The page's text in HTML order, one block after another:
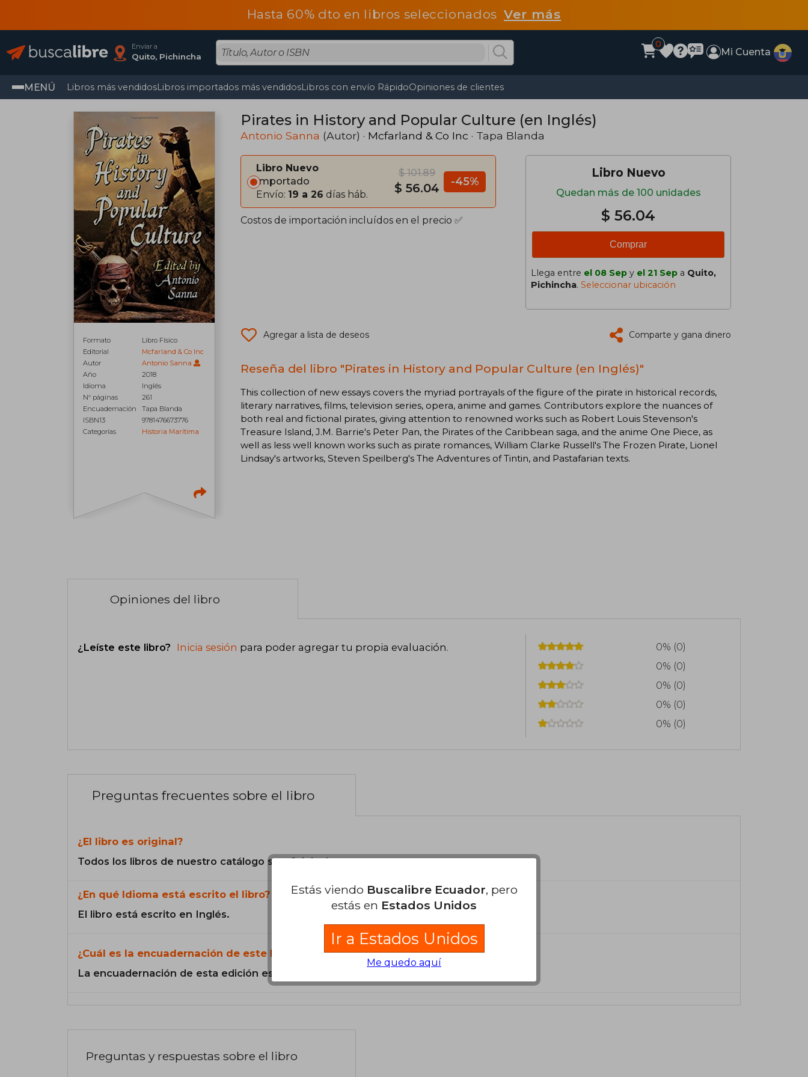
Hasta 60% dto en libros seleccionadosVer más
Enviar a
Quito, Pichincha
0
Mi Cuenta
MENÚ Libros más vendidosLibros importados más vendidosLibros con envío RápidoOpiniones de clientes
Formato
Libro Físico
Editorial
Mcfarland & Co Inc
Autor
Antonio Sanna
Año
2018
Idioma
Inglés
N° páginas
261
Encuadernación
Tapa Blanda
ISBN13
9781476673776
Categorías
Historia Marítima
Pirates in History and Popular Culture (en Inglés)
Antonio Sanna (Autor) · Mcfarland & Co Inc · Tapa Blanda
Libro Nuevo
Importado
Envío: 19 a 26 días háb.
$ 101.89
$ 56.04 -45%
Costos de importación incluídos en el precio ✅
Libro Nuevo
Quedan más de 100 unidades
$ 56.04
Comprar
Llega entre el 08 Sep y el 21 Sep a Quito,
Pichincha. Seleccionar ubicación
Agregar a lista de deseos Comparte y gana dinero
Reseña del libro "Pirates in History and Popular Culture (en Inglés)"
This collection of new essays covers the myriad portrayals of the figure of the pirate in historical records,
literary narratives, films, television series, opera, anime and games. Contributors explore the nuances of
both real and fictional pirates, giving attention to renowned works such as Robert Louis Stevenson's
Treasure Island, J.M. Barrie's Peter Pan, the Pirates of the Caribbean saga, and the anime One Piece, as
well as less well known works such as pirate romances, William Clarke Russell's The Frozen Pirate, Lionel
Lindsay's artworks, Steven Speilberg's The Adventures of Tintin, and Pastafarian texts.
Opiniones del libro
¿Leíste este libro? Inicia sesión para poder agregar tu propia evaluación.
0% (0)
0% (0)
0% (0)
0% (0)
0% (0)
Preguntas frecuentes sobre el libro
¿El libro es original?
Todos los libros de nuestro catálogo son Originales.
¿En qué Idioma está escrito el libro?
El libro está escrito en Inglés.
¿Cuál es la encuadernación de este libro?
La encuadernación de esta edición es Tapa Blanda.
Preguntas y respuestas sobre el libro
Estás viendo Buscalibre Ecuador, pero
estás en Estados Unidos
Ir a Estados Unidos
Me quedo aquí